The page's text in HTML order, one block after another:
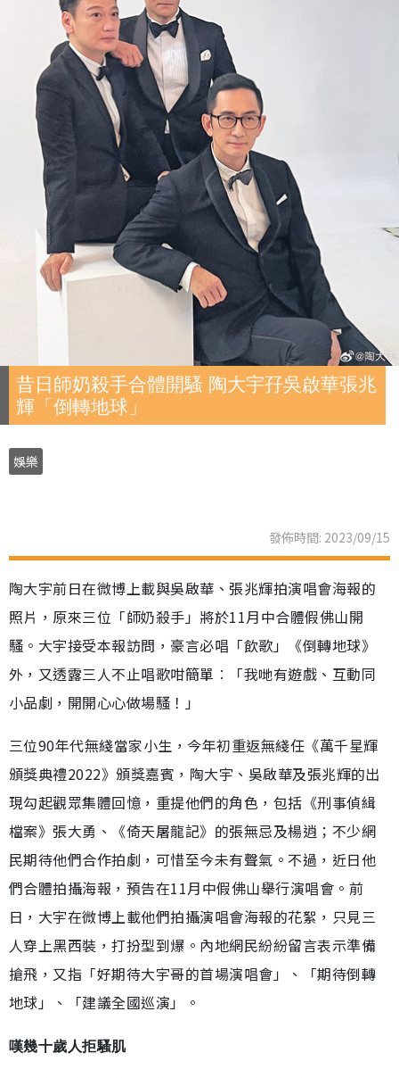
昔日師奶殺手合體開騷 陶大宇孖吳啟華張兆
輝「倒轉地球」
娛樂
發佈時間: 2023/09/15
陶大宇前日在微博上載與吳啟華、張兆輝拍演唱會海報的
照片，原來三位「師奶殺手」將於11月中合體假佛山開
騷。大宇接受本報訪問，豪言必唱「飲歌」《倒轉地球》
外，又透露三人不止唱歌咁簡單︰「我哋有遊戲、互動同
小品劇，開開心心做場騷！」
三位90年代無綫當家小生，今年初重返無綫任《萬千星輝
頒獎典禮2022》頒獎嘉賓，陶大宇、吳啟華及張兆輝的出
現勾起觀眾集體回憶，重提他們的角色，包括《刑事偵緝
檔案》張大勇、《倚天屠龍記》的張無忌及楊逍；不少網
民期待他們合作拍劇，可惜至今未有聲氣。不過，近日他
們合體拍攝海報，預告在11月中假佛山舉行演唱會。前
日，大宇在微博上載他們拍攝演唱會海報的花絮，只見三
人穿上黑西裝，打扮型到爆。內地網民紛紛留言表示準備
搶飛，又指「好期待大宇哥的首場演唱會」、「期待倒轉
地球」、「建議全國巡演」。
嘆幾十歲人拒騷肌